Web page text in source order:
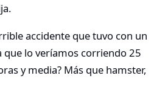
accidente que tuvo con un
que lo veríamos corriendo 25
y media? Más que hamster,